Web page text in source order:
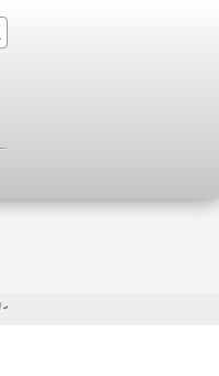
ズ経営塾 経営実践編